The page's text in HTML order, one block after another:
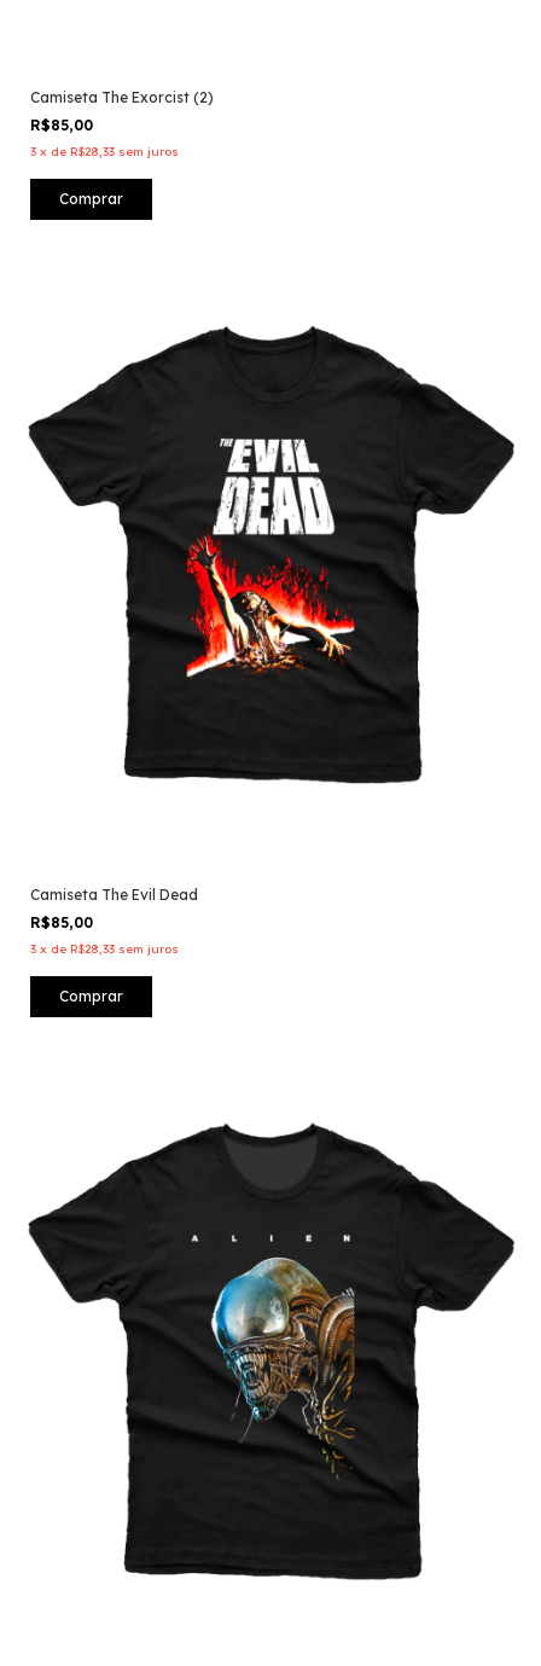
Camiseta The Exorcist (2)
R$85,00
3 x de R$28,33 sem juros
Comprar
Camiseta The Evil Dead
R$85,00
3 x de R$28,33 sem juros
Comprar